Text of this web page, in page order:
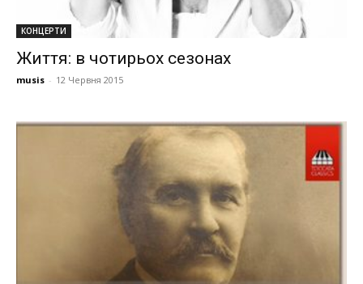
КОНЦЕРТИ
Життя: в чотирьох сезонах
musis - 12 Червня 2015